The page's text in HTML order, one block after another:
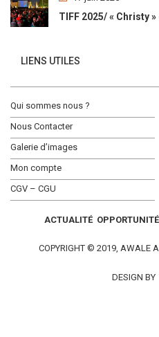
LIENS UTILES
Qui sommes nous ?
Nous Contacter
Galerie d’images
Mon compte
CGV – CGU
ACTUALITÉ OPPORTUNITÉ
COPYRIGHT © 2019, AWALE
DESIGN BY